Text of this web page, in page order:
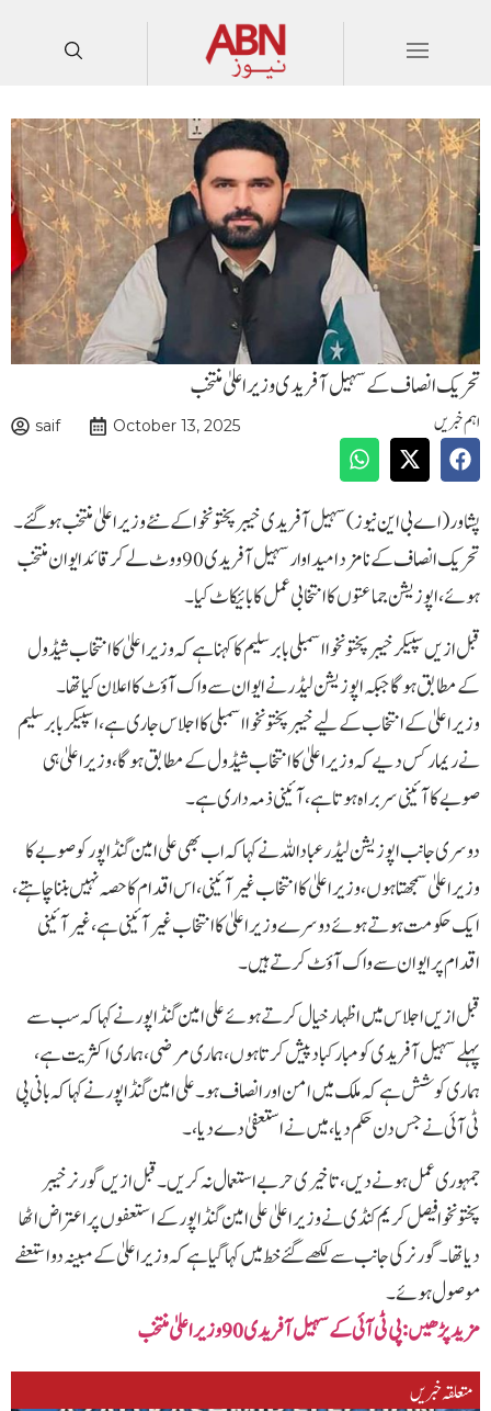
تحریک انصاف کے سہیل آفریدی وزیراعلیٰ منتخب
اہم خبریں saif October 13, 2025
پشاور(اے بی این نیوز)سہیل آفریدی خیبرپختونخوا کے نئے وزیراعلیٰ منتخب ہوگئے۔
تحریک انصاف کے نامزد امیداوار سہیل آفریدی 90 ووٹ لے کر قائد ایوان منتخب
ہوئے، اپوزیشن جماعتوں کا انتخابی عمل کا بائیکاٹ کیا۔
قبل ازیں سپیکر خیبرپختونخوا اسمبلی بابرسلیم کا کہنا ہے کہ وزیراعلیٰ کا انتخاب شیڈول
کے مطابق ہوگا جبکہ اپوزیشن لیڈر نے ایوان سے واک آؤٹ کا اعلان کیا تھا۔
وزیراعلیٰ کے انتخاب کےلیے خیبرپختونخوا اسمبلی کا اجلاس جاری ہے، اسپیکر بابرسلیم
نے ریمارکس دیے کہ وزیراعلیٰ کا انتخاب شیڈول کے مطابق ہوگا، وزیراعلیٰ ہی
صوبے کا آئینی سربراہ ہوتاہے، آئینی ذمہ داری ہے۔
دوسری جانب اپوزیشن لیڈر عباداللہ نے کہا کہ اب بھی علی امین گنڈاپور کو صوبے کا
وزیراعلیٰ سمجھتاہوں، وزیراعلیٰ کا انتخاب غیرآئینی،اس اقدام کا حصہ نہیں بننا چاہتے،
ایک حکومت ہوتے ہوئے دوسرے وزیراعلیٰ کاانتخاب غیرآئینی ہے، غیرآئینی
اقدام پر ایوان سےواک آؤٹ کرتے ہیں۔
قبل ازیں اجلاس میں اظہار خیال کرتے ہوئے علی امین گنڈاپور نے کہا کہ سب سے
پہلے سہیل آفریدی کو مبارکباد پیش کرتا ہوں، ہماری مرضی، ہماری اکثریت ہے،
ہماری کوشش ہے کہ ملک میں امن اور انصاف ہو۔علی امین گنڈاپور نے کہا کہ بانی پی
ٹی آئی نےجس دن حکم دیا، میں نےاستعفیٰ دے دیا،۔
جمہوری عمل ہونے دیں، تاخیری حربے استعمال نہ کریں۔قبل ازیں گورنر خیبر
پختونخوا فیصل کریم کنڈی نے وزیراعلیٰ علی امین گنڈا پور کے استعفوں پر اعتراض اٹھا
دیا تھا۔ گورنر کی جانب سے لکھے گئے خط میں کہا گیا ہے کہ وزیر اعلیٰ کے مبینہ دو استعفے
موصول ہوئے۔
مزید پڑھیں: پی ٹی آئی کے سہیل آفریدی 90 وزیراعلیٰ منتخب
متعلقہ خبریں